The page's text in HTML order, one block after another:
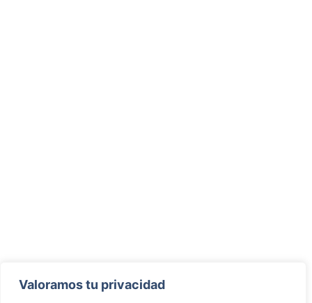
Valoramos tu privacidad